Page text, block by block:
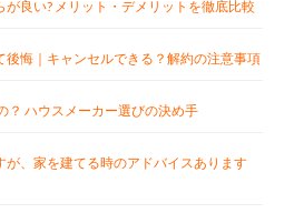
良い? メリット・デメリットを徹底比較
後悔｜キャンセルできる？解約の注意事項
？ ハウスメーカー選びの決め手
が、家を建てる時のアドバイスあります